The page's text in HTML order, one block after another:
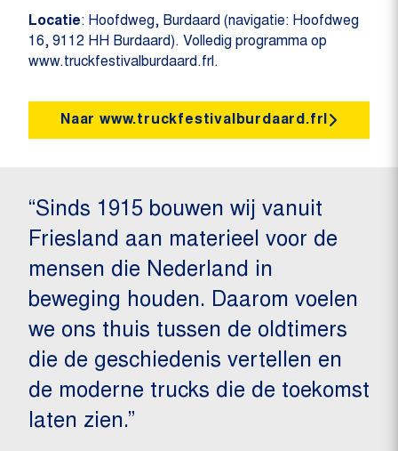
Locatie: Hoofdweg, Burdaard (navigatie: Hoofdweg
16, 9112 HH Burdaard). Volledig programma op
www.truckfestivalburdaard.frl.
Naar www.truckfestivalburdaard.frl
“Sinds 1915 bouwen wij vanuit
Friesland aan materieel voor de
mensen die Nederland in
beweging houden. Daarom voelen
we ons thuis tussen de oldtimers
die de geschiedenis vertellen en
de moderne trucks die de toekomst
laten zien.”